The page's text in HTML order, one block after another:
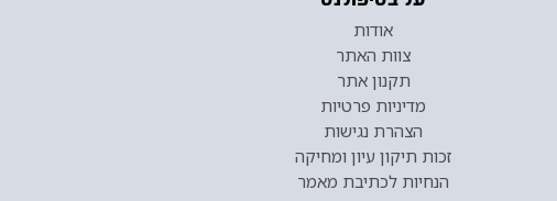
אודות
צוות האתר
תקנון אתר
מדיניות פרטיות
הצהרת נגישות
זכות תיקון עיון ומחיקה
הנחיות לכתיבת מאמר